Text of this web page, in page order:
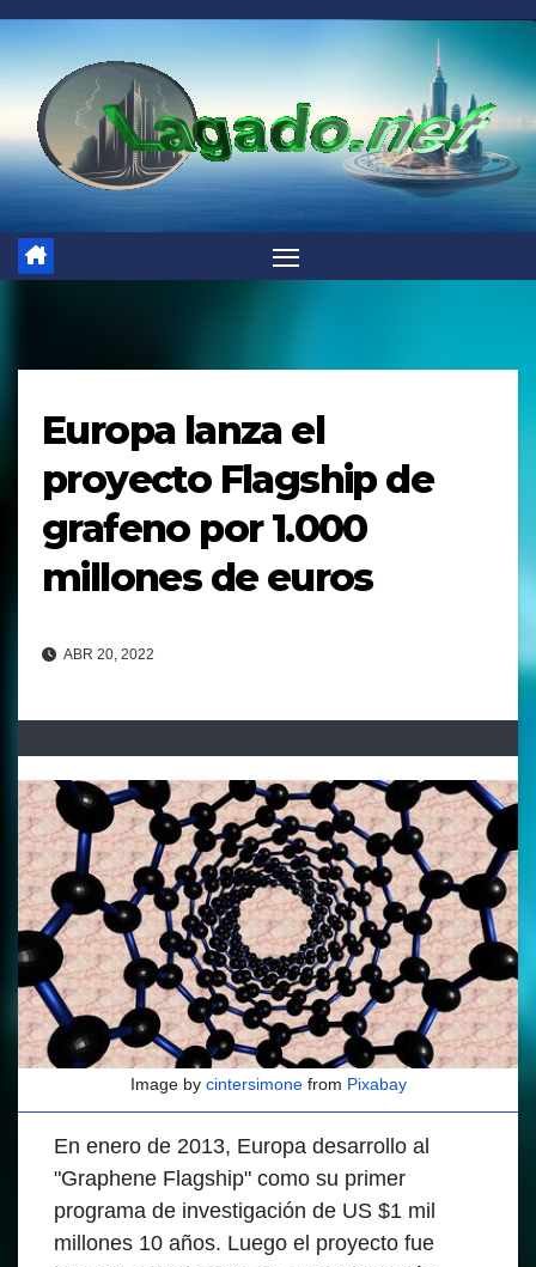
Saltar
al
contenido
Europa lanza el
proyecto Flagship de
grafeno por 1.000
millones de euros
ABR 20, 2022
Image by cintersimonefrom Pixabay
En enero de 2013, Europa desarrollo al
"Graphene Flagship" como su primer
programa de investigación de US $1 mil
millones 10 años. Luego el proyecto fue